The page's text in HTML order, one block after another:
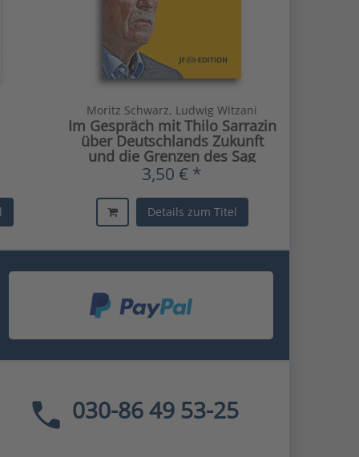
Moritz Schwarz, Ludwig Witzani
Im Gespräch mit Thilo Sarrazin
über Deutschlands Zukunft
und die Grenzen des Sag
3,50 € *
Details zum Titel
030-86 49 53-25